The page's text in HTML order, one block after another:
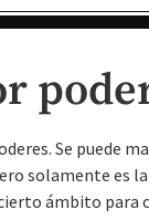
Se puede
solamente es
ámbito para